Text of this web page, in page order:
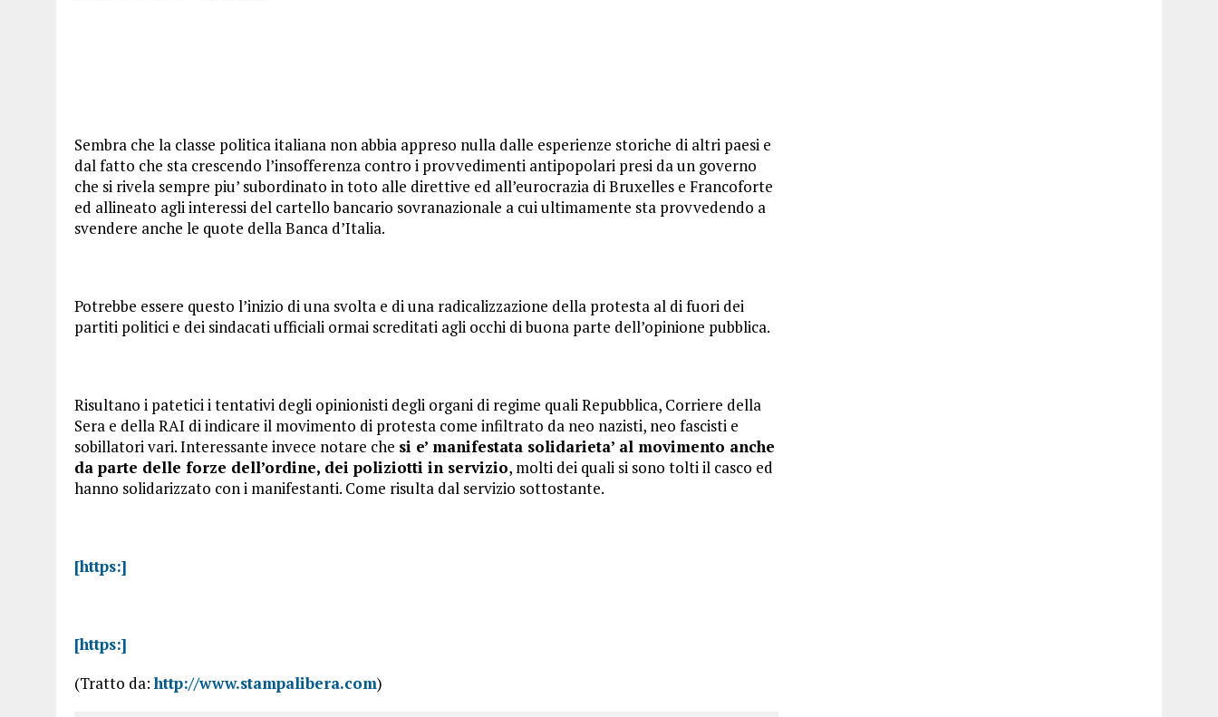
Sembra che la classe politica italiana non abbia appreso nulla dalle esperienze storiche di altri paesi e
dal fatto che sta crescendo l’insofferenza contro i provvedimenti antipopolari presi da un governo
che si rivela sempre piu’ subordinato in toto alle direttive ed all’eurocrazia di Bruxelles e Francoforte
ed allineato agli interessi del cartello bancario sovranazionale a cui ultimamente sta provvedendo a
svendere anche le quote della Banca d’Italia.
Potrebbe essere questo l’inizio di una svolta e di una radicalizzazione della protesta al di fuori dei
partiti politici e dei sindacati ufficiali ormai screditati agli occhi di buona parte dell’opinione pubblica.
Risultano i patetici i tentativi degli opinionisti degli organi di regime quali Repubblica, Corriere della
Sera e della RAI di indicare il movimento di protesta come infiltrato da neo nazisti, neo fascisti e
sobillatori vari. Interessante invece notare che si e’ manifestata solidarieta’ al movimento anche
da parte delle forze dell’ordine, dei poliziotti in servizio, molti dei quali si sono tolti il casco ed
hanno solidarizzato con i manifestanti. Come risulta dal servizio sottostante.
[https:]
[https:]
(Tratto da:http://www.stampalibera.com)